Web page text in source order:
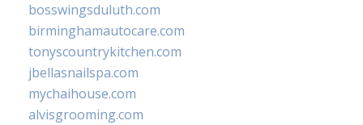
bosswingsduluth.com
birminghamautocare.com
tonyscountrykitchen.com
jbellasnailspa.com
mychaihouse.com
alvisgrooming.com